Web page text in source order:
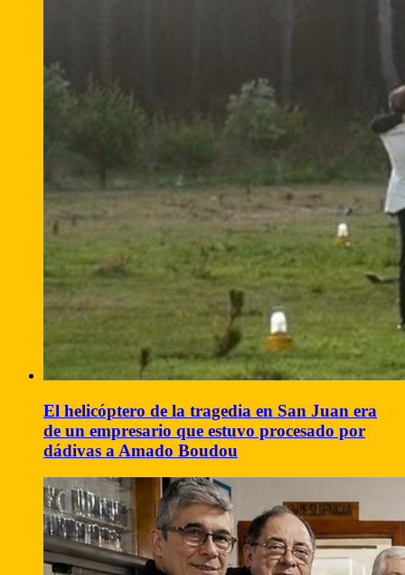
El helicóptero de la tragedia en San Juan era
de un empresario que estuvo procesado por
dádivas a Amado Boudou